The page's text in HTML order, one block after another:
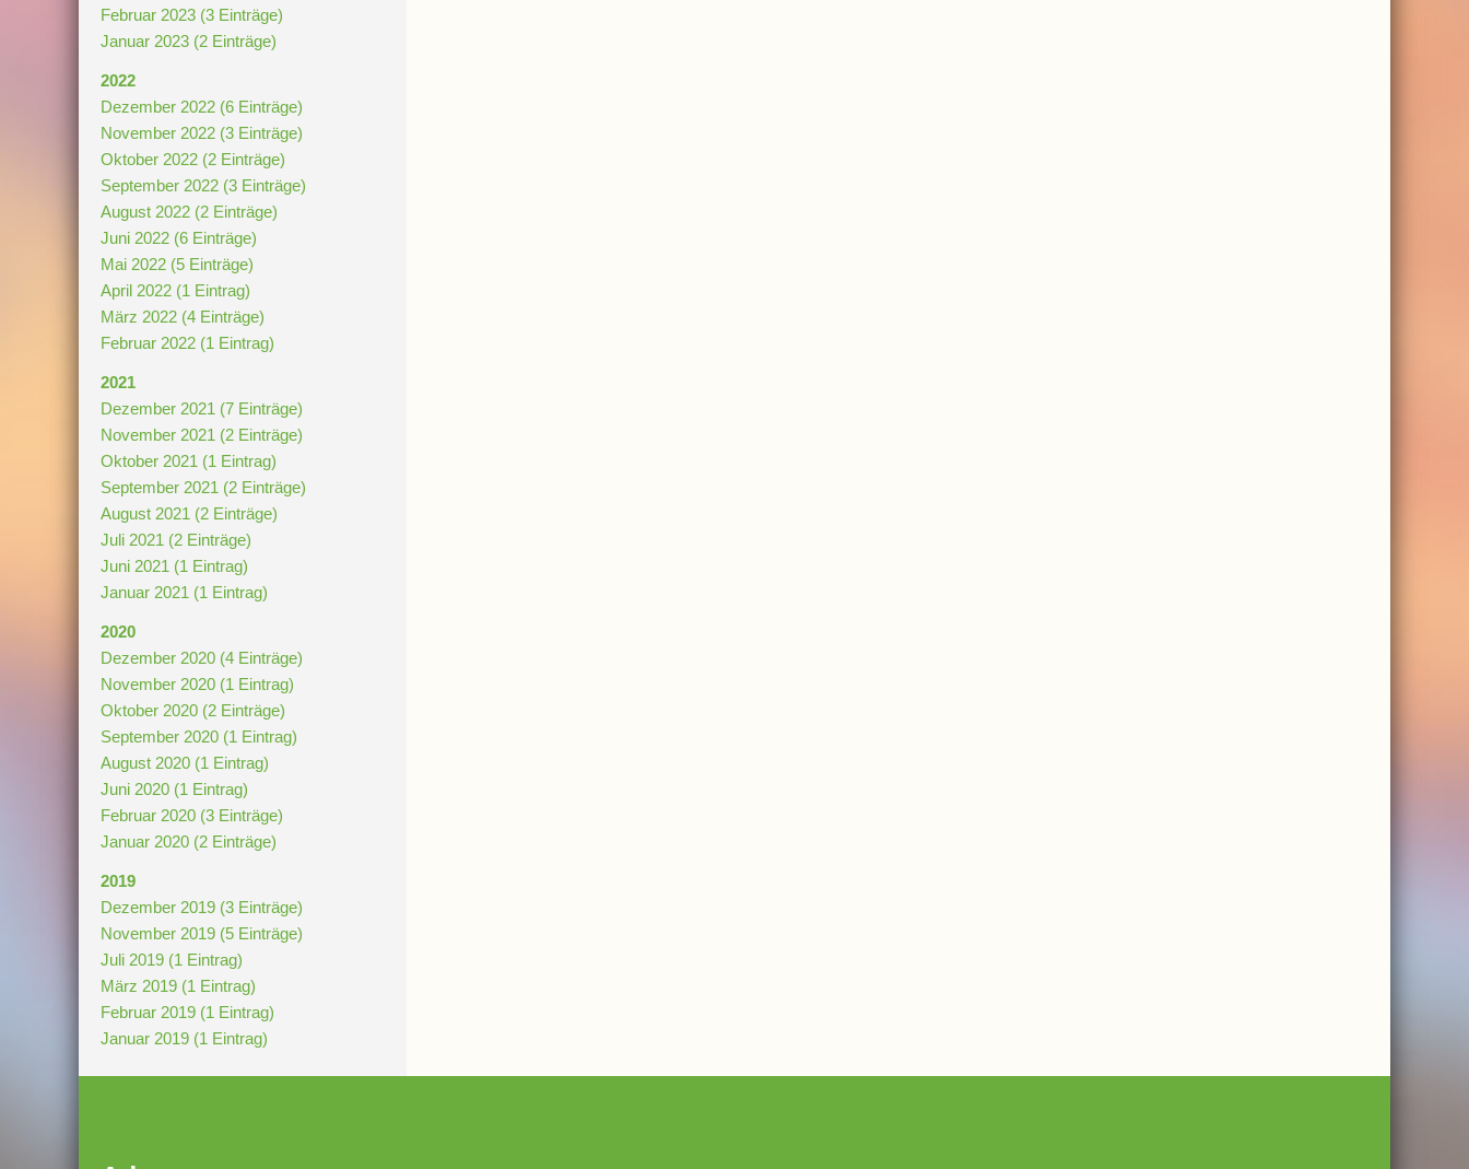
Februar 2023 (3 Einträge)
Januar 2023 (2 Einträge)
2022
Dezember 2022 (6 Einträge)
November 2022 (3 Einträge)
Oktober 2022 (2 Einträge)
September 2022 (3 Einträge)
August 2022 (2 Einträge)
Juni 2022 (6 Einträge)
Mai 2022 (5 Einträge)
April 2022 (1 Eintrag)
März 2022 (4 Einträge)
Februar 2022 (1 Eintrag)
2021
Dezember 2021 (7 Einträge)
November 2021 (2 Einträge)
Oktober 2021 (1 Eintrag)
September 2021 (2 Einträge)
August 2021 (2 Einträge)
Juli 2021 (2 Einträge)
Juni 2021 (1 Eintrag)
Januar 2021 (1 Eintrag)
2020
Dezember 2020 (4 Einträge)
November 2020 (1 Eintrag)
Oktober 2020 (2 Einträge)
September 2020 (1 Eintrag)
August 2020 (1 Eintrag)
Juni 2020 (1 Eintrag)
Februar 2020 (3 Einträge)
Januar 2020 (2 Einträge)
2019
Dezember 2019 (3 Einträge)
November 2019 (5 Einträge)
Juli 2019 (1 Eintrag)
März 2019 (1 Eintrag)
Februar 2019 (1 Eintrag)
Januar 2019 (1 Eintrag)